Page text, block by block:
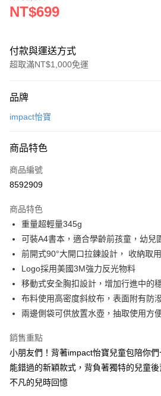
NT$699
付款與運送方式
超取滿NT$1,000免運
信用卡一次付款
3 期 0 利率 每期
合作金庫商業銀行
上海商業儲蓄銀行
臺灣中小企業銀行
匯豐（台灣）商業銀行
聯邦商業銀行
遠東
元大商業銀行
永豐
玉山商業銀行
台灣樂天信用卡公司
合作金庫商業銀行
上海商業儲蓄銀行
國泰世華商業銀行
匯豐（台灣）商業銀行
華泰
聯邦商業銀行
遠東
元大商業銀行
玉山商業銀行
星展
台新國際商業銀行
中國
超商取貨付款
LINE Pay
Apple Pay
街口支付
悠遊付
Google Pay
大哥付你分期
相關說明
1.本服務由台灣大哥大提供，台灣大哥大用戶
2.付款方式選擇「大哥付你分期」，訂單成立
流程，驗證手機門號後，選擇欲分期的期數、
成交易。
AFTEE先享後付
相關說明
【關於「AFTEE先享後付」】
品牌
impact怡寶
商品特色
商品編號
8592909
商品特色
重量超輕量345g
可裝A4書本，適合學齡前孩童，幼兒
前開式90°大開口拉鍊設計， 收納取
Logo採用美國3M強力反光物料
移動式安全胸扣設計，增加行進中的
布料使用高密度斜紋布，表面附有防
兩邊側袋可供放置水壺，抽取使用方
銷售重點
小朋友們！背著impact怡寶兒童包陪你
能錯過的新穎款式，背負著獨特的兒童
不凡的兒時回憶